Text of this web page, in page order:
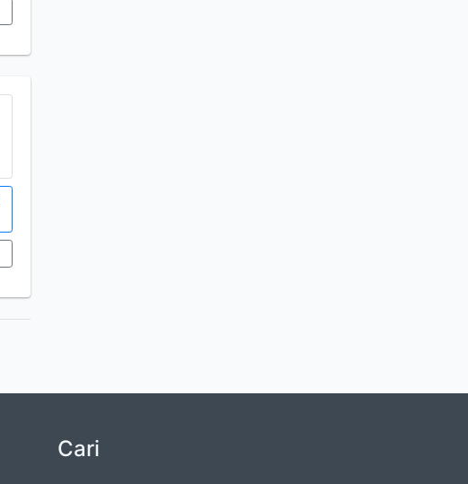
Cari